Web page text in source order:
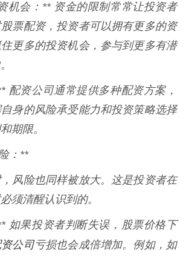
机会：** 资金的限制常常让投资者
票配资，投资者可以拥有更多的资
更多的投资机会，参与到更多有潜
配资公司通常提供多种配资方案，
身的风险承受能力和投资策略选择
期限。
：**
风险也同样被放大。这是投资者在
须清醒认识到的。
如果投资者判断失误，股票价格下
公司亏损也会成倍增加。例如，如